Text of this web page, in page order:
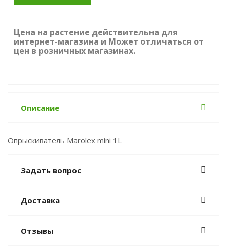
Цена на растение действительна для
интернет-магазина и Может отличаться от
цен в розничных магазинах.
Описание
Опрыскиватель Marolex mini 1L
Задать вопрос
Доставка
Отзывы